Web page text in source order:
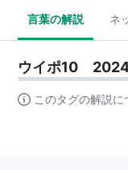
言葉の解説 ネ
ウイポ10
このタグの解説に